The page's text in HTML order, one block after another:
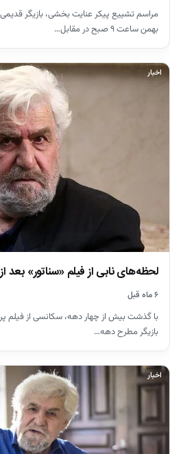
بهمن ساعت ۹ صبح در مقابل…
اخبار
لحظه‌های نابی از فیلم «سناتور» بعد از ۴۲ سال؛ فیلمی که
۶ ماه قبل
با گذشت بیش از چهار دهه، سکانسی از فیلم
بازیگر مطرح دهه…
اخبار